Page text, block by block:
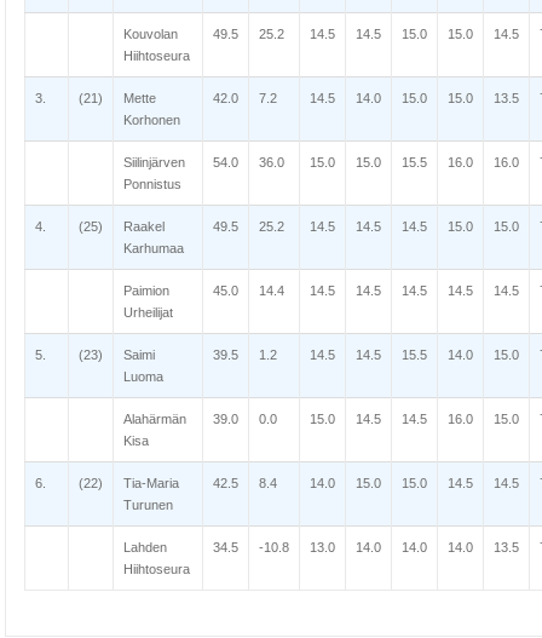
Kouvolan
Hiihtoseura
49.5 25.2 14.5 14.5 15.0 15.0 14.5
3. (21)
Mette
Korhonen
42.0 7.2 14.5 14.0 15.0 15.0 13.5
Siilinjärven
Ponnistus
54.0 36.0 15.0 15.0 15.5 16.0 16.0
4. (25)
Raakel
Karhumaa
49.5 25.2 14.5 14.5 14.5 15.0 15.0
Paimion
Urheilijat
45.0 14.4 14.5 14.5 14.5 14.5 14.5
5. (23)
Saimi
Luoma
39.5 1.2 14.5 14.5 15.5 14.0 15.0
Alahärmän
Kisa
39.0 0.0 15.0 14.5 14.5 16.0 15.0
6. (22)
Tia-Maria
Turunen
42.5 8.4 14.0 15.0 15.0 14.5 14.5
Lahden
Hiihtoseura
34.5 -10.8 13.0 14.0 14.0 14.0 13.5